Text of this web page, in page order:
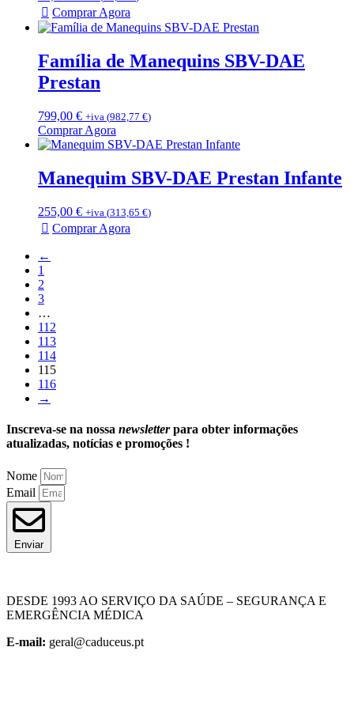
Comprar Agora
Família de Manequins SBV-DAE
Prestan
799,00 € +iva (982,77 €)
Comprar Agora
Manequim SBV-DAE Prestan Infante
255,00 € +iva (313,65 €)
Comprar Agora
←
1
2
3
…
112
113
114
115
116
→
Inscreva-se na nossa newsletterpara obter informações
atualizadas, notícias e promoções !
Nome
Email
Enviar
DESDE 1993 AO SERVIÇO DA SAÚDE – SEGURANÇA E
EMERGÊNCIA MÉDICA
E-mail: geral@caduceus.pt